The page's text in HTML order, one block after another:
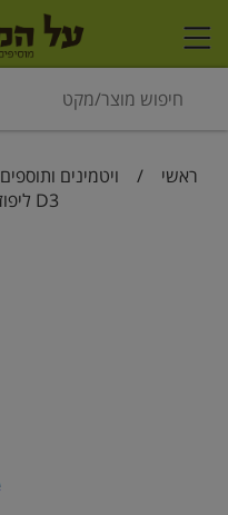
ראשי / ויטמינים ותוספים
D3 ליפוזומלי - אקוסאפ